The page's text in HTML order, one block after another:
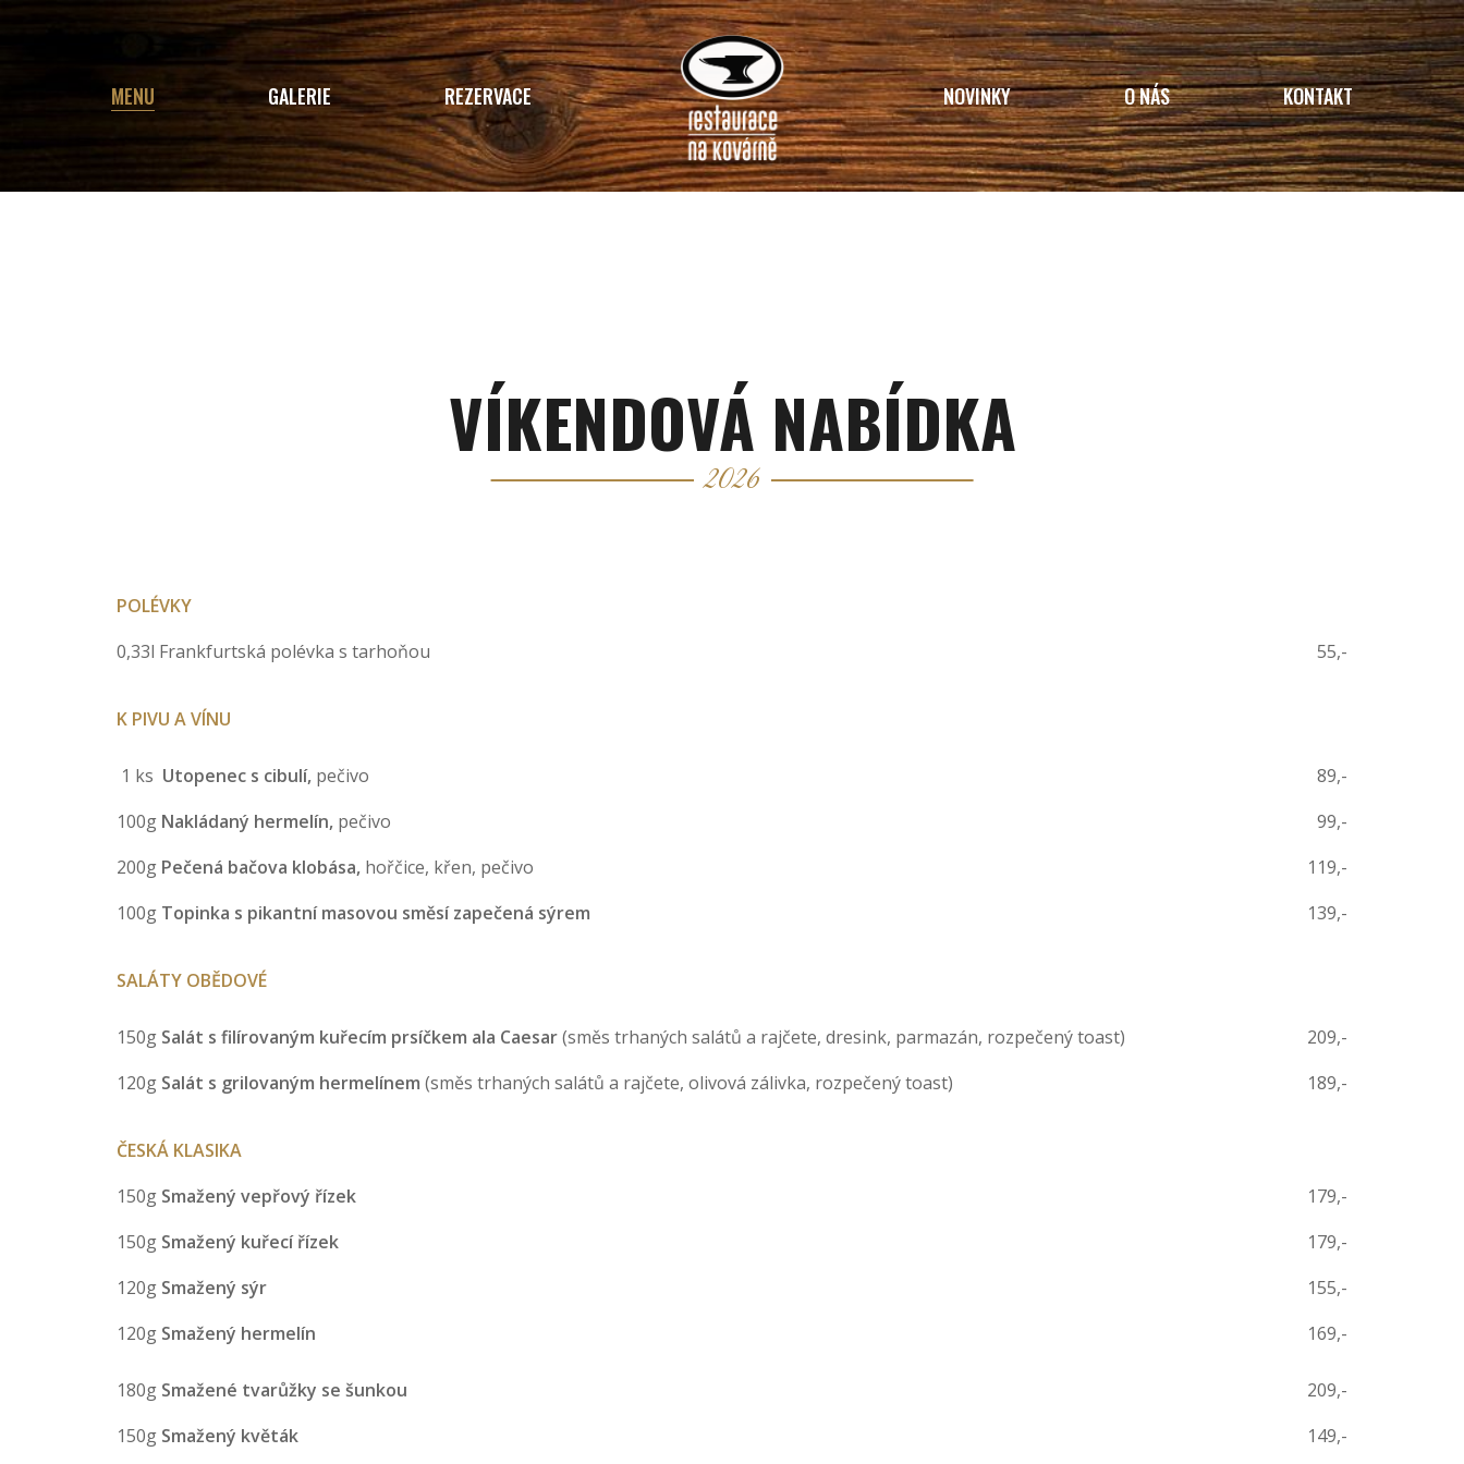
MENU
TÝDENNÍ MENU
GALERIE REZERVACE NOVINKY O NÁS KONTAKT
VÍKENDOVÁ NABÍDKA
2026
POLÉVKY
0,33l Frankfurtská polévka s tarhoňou
55,-
K PIVU A VÍNU
1 ks Utopenec s cibulí, pečivo
89,-
100g Nakládaný hermelín, pečivo
99,-
200g Pečená bačova klobása, hořčice, křen, pečivo
119,-
100g Topinka s pikantní masovou směsí zapečená sýrem 139,-
SALÁTY OBĚDOVÉ
150g Salát s filírovaným kuřecím prsíčkem ala Caesar(směs trhaných salátů a rajčete, dresink, parmazán, rozpečený toast)
209,-
120g Salát s grilovaným hermelínem (směs trhaných salátů a rajčete, olivová zálivka, rozpečený toast) 189,-
ČESKÁ KLASIKA
150g Smažený vepřový řízek
179,-
150g Smažený kuřecí řízek
179,-
120g Smažený sýr
155,-
120g Smažený hermelín 169,-
180g Smažené tvarůžky se šunkou
209,-
150g Smažený květák 149,-